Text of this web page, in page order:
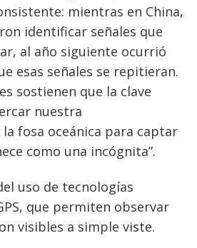
mientras en China,
identificar señales que
al año siguiente ocurrió
esas señales se repitieran.
sostienen que la clave
nuestra
fosa oceánica para captar
como una incógnita”.
uso de tecnologías
que permiten observar
visibles a simple viste.